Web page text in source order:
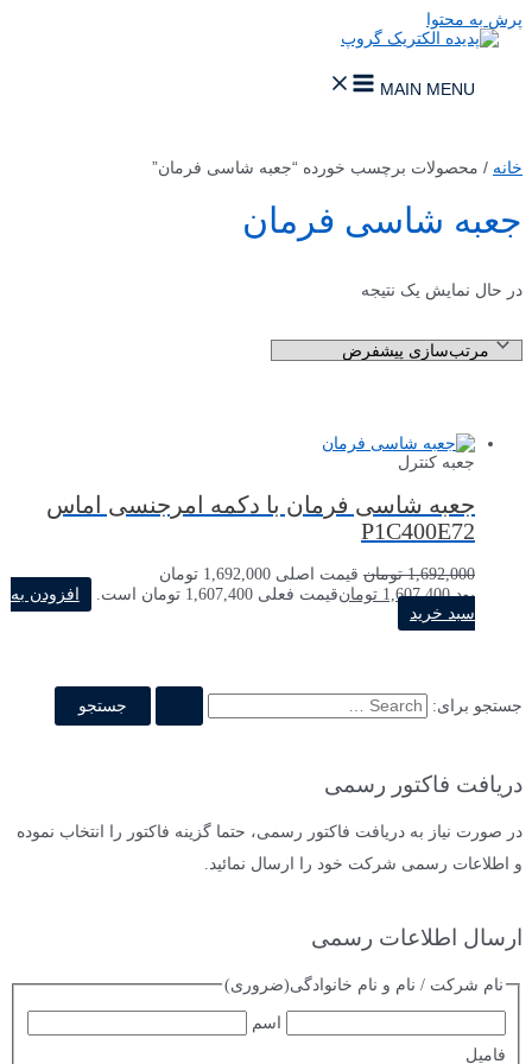
پرش به محتوا
MAIN MENU
جستجو برای:
دریافت فاکتور رسمی
در صورت نیاز به دریافت فاکتور رسمی، حتما گزینه فاکتور را انتخاب نموده
و اطلاعات رسمی شرکت خود را ارسال نمائید.
ارسال اطلاعات رسمی
نام شرکت / نام و نام خانوادگی(ضروری)
اسم
فامیل
خانه / محصولات برچسب خورده “جعبه شاسی فرمان”
جعبه شاسی فرمان
در حال نمایش یک نتیجه
جعبه کنترل
جعبه شاسی فرمان با دکمه امرجنسی اماس
P1C400E72
1,692,000 تومان
قیمت اصلی 1,692,000 تومان
بود.1,607,400 تومانقیمت فعلی 1,607,400 تومان است.
افزودن به
سبد خرید